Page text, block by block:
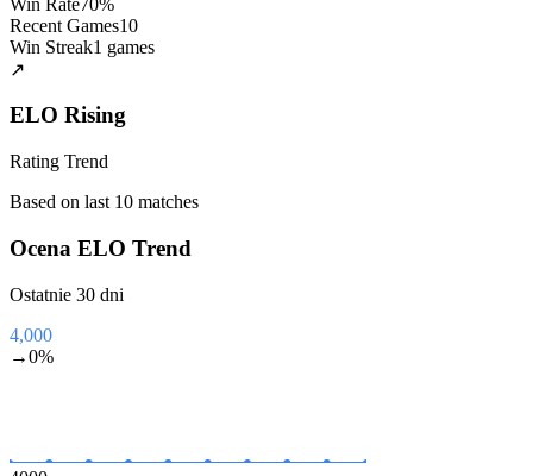
Recent Games10
Win Streak1 games
↗️
ELO Rising
Rating Trend
Based on last 10 matches
Ocena ELO Trend
Ostatnie 30 dni
4,000
→0%